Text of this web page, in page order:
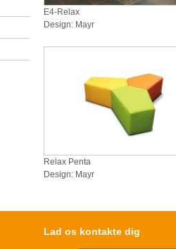
E4-Relax
Design: Mayr
Relax Penta
Design: Mayr
Lad os kontakte dig